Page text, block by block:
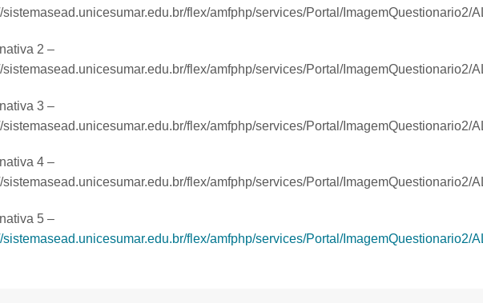
sistemasead.unicesumar.edu.br/flex/amfphp/services/Portal/ImagemQuestionario2/
2 –
sistemasead.unicesumar.edu.br/flex/amfphp/services/Portal/ImagemQuestionario2/
3 –
sistemasead.unicesumar.edu.br/flex/amfphp/services/Portal/ImagemQuestionario2/
4 –
sistemasead.unicesumar.edu.br/flex/amfphp/services/Portal/ImagemQuestionario2/
5 –
sistemasead.unicesumar.edu.br/flex/amfphp/services/Portal/ImagemQuestionario2/